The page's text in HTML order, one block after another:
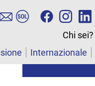
Chi sei?
Internazionale